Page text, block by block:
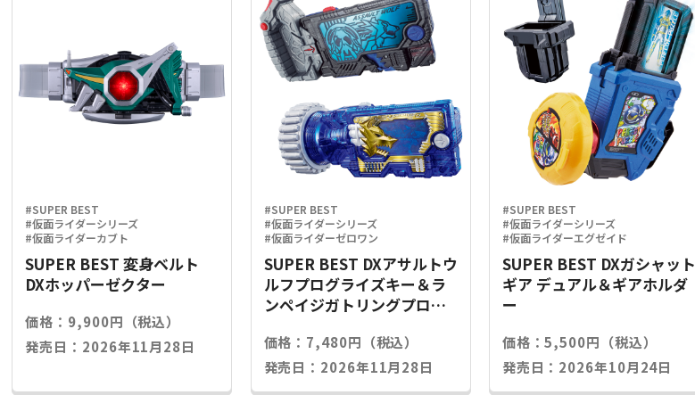
#SUPER BEST
#仮面ライダーシリーズ
#仮面ライダーカブト
SUPER BEST 変身ベルト
DXホッパーゼクター
価格：9,900円（税込）
発売日：2026年11月28日
#SUPER BEST
#仮面ライダーシリーズ
#仮面ライダーゼロワン
SUPER BEST DXアサルトウ
ルフプログライズキー＆ラ
ンペイジガトリングプログ
価格：7,480円（税込）
発売日：2026年11月28日
#SUPER BEST
#仮面ライダーシリーズ
#仮面ライダーエグゼイド
SUPER BEST DXガシャット
ギア デュアル＆ギアホルダ
ー
価格：5,500円（税込）
発売日：2026年10月24日